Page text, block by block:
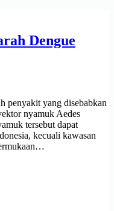
Dengue
penyakit yang disebabkan
nyamuk Aedes
tersebut dapat
kecuali kawasan